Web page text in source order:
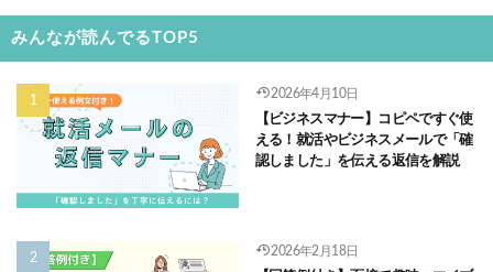
みんなが読んでるTOP5
2026年4月10日
【ビジネスマナー】コピペですぐ使
える！就活やビジネスメールで「確
認しました」を伝える返信を解説
2026年2月18日